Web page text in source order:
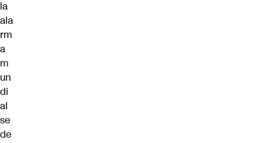
la
ala
rm
a
m
un
di
al
se
de